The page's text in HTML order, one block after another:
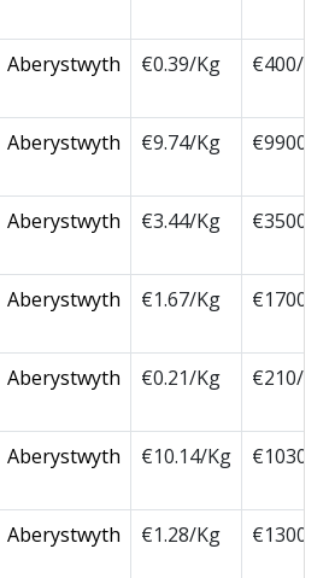
Aberystwyth €0.39/Kg €400/
Aberystwyth €9.74/Kg €9900/
Aberystwyth €3.44/Kg €3500/
Aberystwyth €1.67/Kg €1700/
Aberystwyth €0.21/Kg €210/
Aberystwyth €10.14/Kg
Aberystwyth €1.28/Kg €1300/